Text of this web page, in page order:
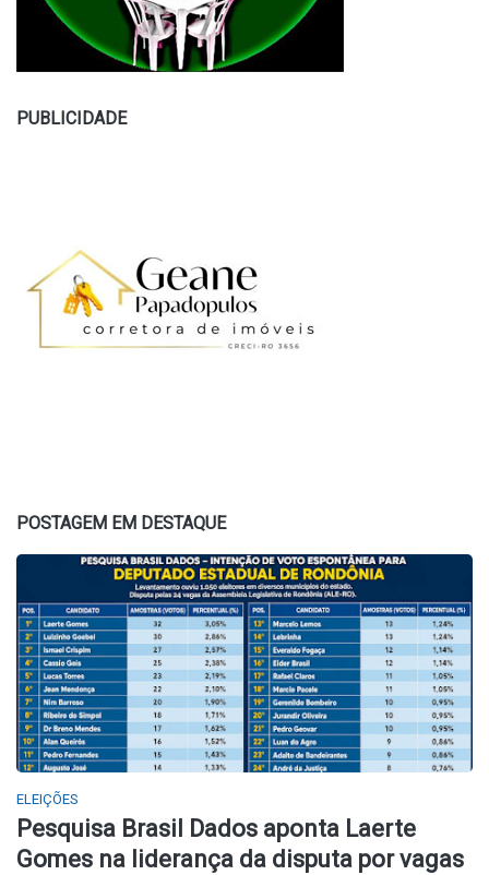
PUBLICIDADE
POSTAGEM EM DESTAQUE
ELEIÇÕES
Pesquisa Brasil Dados aponta Laerte
Gomes na liderança da disputa por vagas